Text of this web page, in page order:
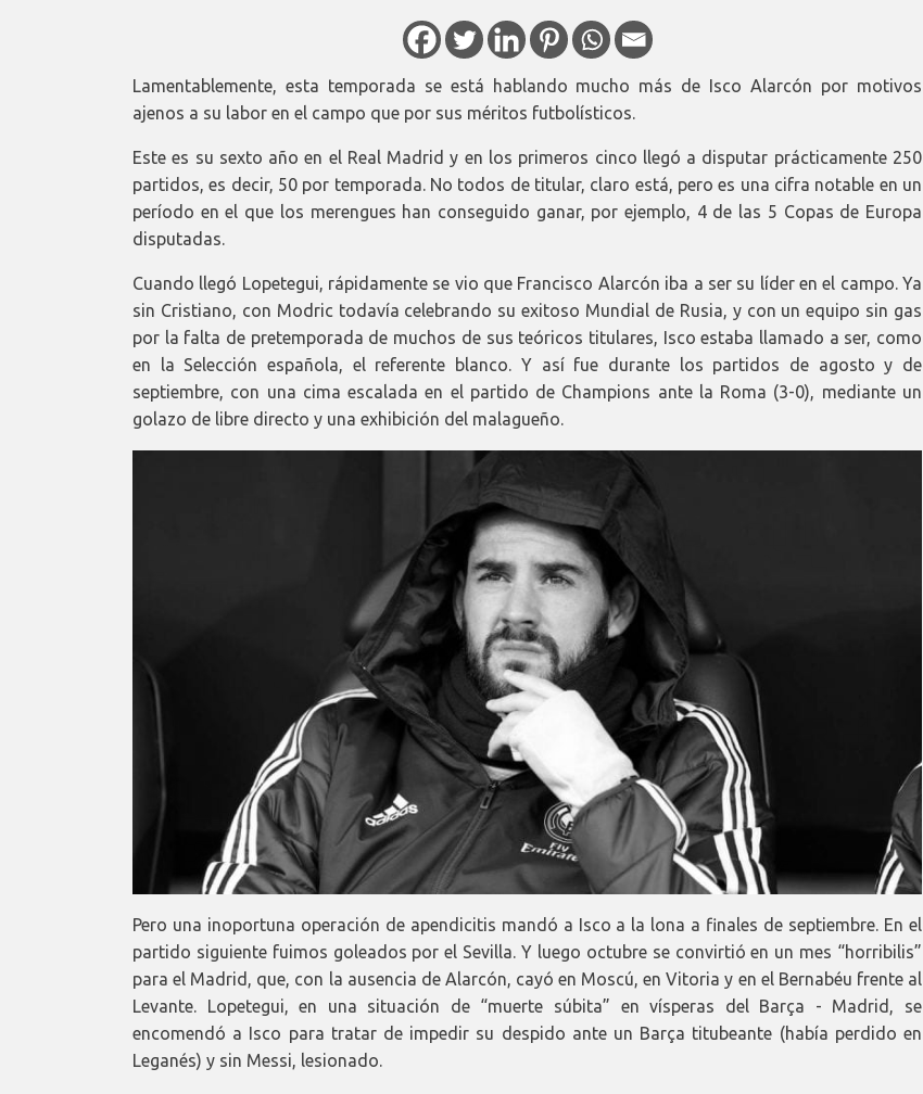
Lamentablemente, esta temporada se está hablando mucho más de Isco Alarcón por motivos
ajenos a su labor en el campo que por sus méritos futbolísticos.
Este es su sexto año en el Real Madrid y en los primeros cinco llegó a disputar prácticamente 250
partidos, es decir, 50 por temporada. No todos de titular, claro está, pero es una cifra notable en un
período en el que los merengues han conseguido ganar, por ejemplo, 4 de las 5 Copas de Europa
disputadas.
Cuando llegó Lopetegui, rápidamente se vio que Francisco Alarcón iba a ser su líder en el campo. Ya
sin Cristiano, con Modric todavía celebrando su exitoso Mundial de Rusia, y con un equipo sin gas
por la falta de pretemporada de muchos de sus teóricos titulares, Isco estaba llamado a ser, como
en la Selección española, el referente blanco. Y así fue durante los partidos de agosto y de
septiembre, con una cima escalada en el partido de Champions ante la Roma (3-0), mediante un
golazo de libre directo y una exhibición del malagueño.
Pero una inoportuna operación de apendicitis mandó a Isco a la lona a finales de septiembre. En el
partido siguiente fuimos goleados por el Sevilla. Y luego octubre se convirtió en un mes “horribilis”
para el Madrid, que, con la ausencia de Alarcón, cayó en Moscú, en Vitoria y en el Bernabéu frente al
Levante. Lopetegui, en una situación de “muerte súbita” en vísperas del Barça - Madrid, se
encomendó a Isco para tratar de impedir su despido ante un Barça titubeante (había perdido en
Leganés) y sin Messi, lesionado.